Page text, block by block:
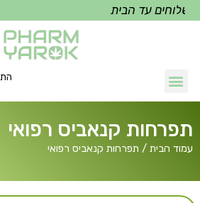
עד הבית
תפרחות קנאביס רפואי
עמוד הבית / תפרחות קנאביס רפואי